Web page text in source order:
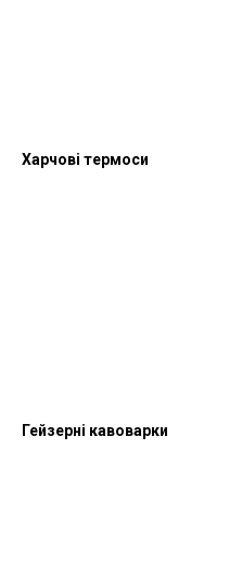
Харчові термоси
Гейзерні кавоварки